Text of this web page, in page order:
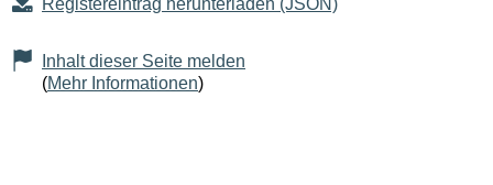
Registereintrag herunterladen (JSON)
Inhalt dieser Seite melden
(Mehr Informationen)